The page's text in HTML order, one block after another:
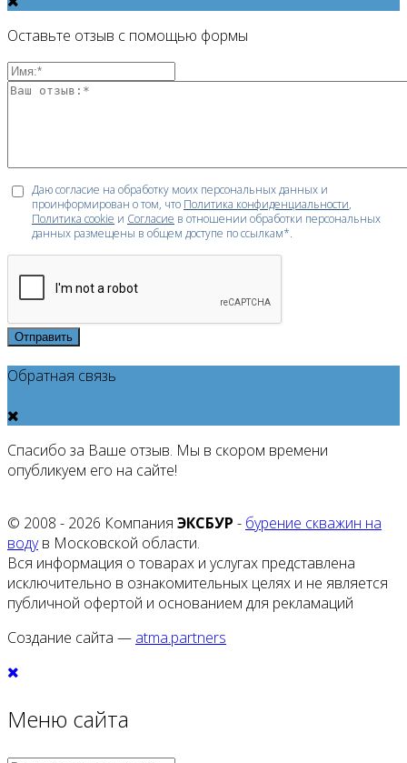
Оставьте отзыв с помощью формы
Даю согласие на обработку моих персональных данных и
проинформирован о том, что Политика конфиденциальности,
Политика cookie и Согласие в отношении обработки персональных
данных размещены в общем доступе по ссылкам*.
Отправить
Обратная связь
Спасибо за Ваше отзыв. Мы в скором времени
опубликуем его на сайте!
© 2008 - 2026 Компания ЭКСБУР - бурение скважин на
водув Московской области.
Вся информация о товарах и услугах представлена
исключительно в ознакомительных целях и не является
публичной офертой и основанием для рекламаций
Создание сайта — atma.partners
Меню сайта